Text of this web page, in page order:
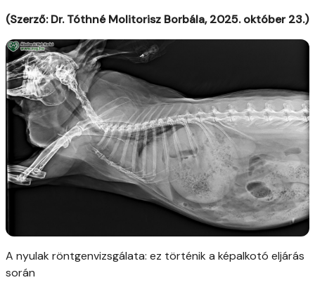
(Szerző: Dr. Tóthné Molitorisz Borbála, 2025. október 23.)
A nyulak röntgenvizsgálata: ez történik a képalkotó eljárás
során